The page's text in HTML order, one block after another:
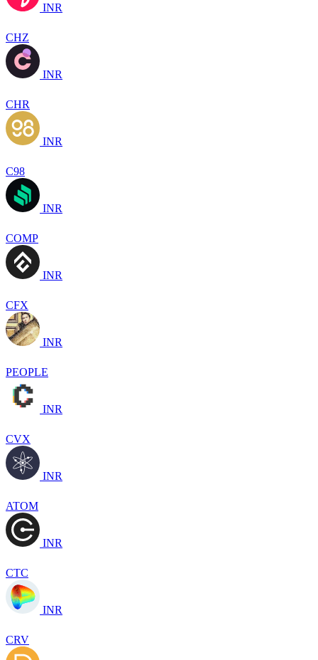
INR
CHZ
INR
CHR
INR
C98
INR
COMP
INR
CFX
INR
PEOPLE
INR
CVX
INR
ATOM
INR
CTC
INR
CRV